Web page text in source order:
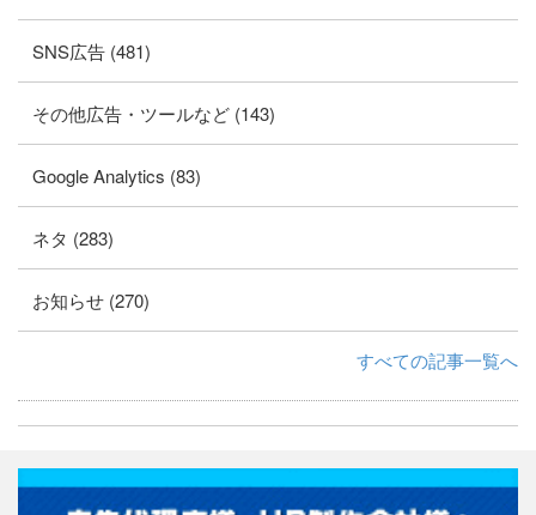
SNS広告 (481)
その他広告・ツールなど (143)
Google Analytics (83)
ネタ (283)
お知らせ (270)
すべての記事一覧へ